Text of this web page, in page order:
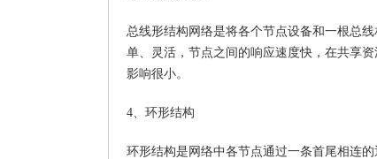
总线形结构网络是将各个节点设备和一根总
单、灵活，节点之间的响应速度快，在共享
影响很小。
4、环形结构
环形结构是网络中各节点通过一条首尾相连